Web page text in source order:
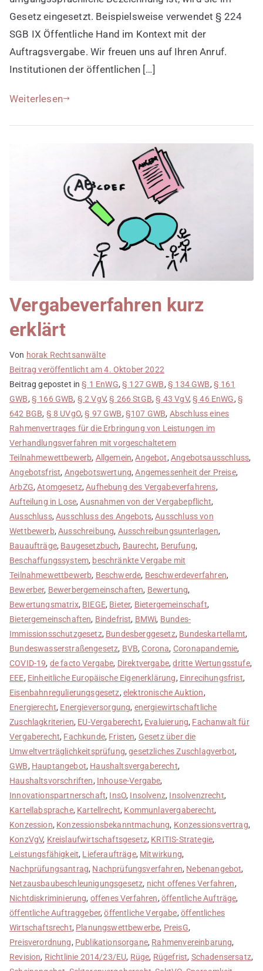
Gesetz eingesetzt. Beispielsweise verwendet § 224
SGB IX Öffentliche Hand im Kontext mit der
Auftragsvergabe. Wir freuen uns auf Ihren Anruf.
Institutionen der öffentlichen […]
Weiterlesen
Vergabeverfahren kurz
erklärt
Von horak Rechtsanwälte
Beitrag veröffentlicht am4. Oktober 2022
Beitrag gepostet in§ 1 EnWG,§ 127 GWB, § 134 GWB, § 161
GWB, § 166 GWB, § 2 VgV,§ 266 StGB,§ 43 VgV,§ 46 EnWG, §
642 BGB, § 8 UVgO,§ 97 GWB, §107 GWB, Abschluss eines
Rahmenvertrages für die Erbringung von Leistungen im
Verhandlungsverfahren mit vorgeschaltetem
Teilnahmewettbewerb, Allgemein,Angebot, Angebotsausschluss,
Angebotsfrist, Angebotswertung,Angemessenheit der Preise,
ArbZG,Atomgesetz,Aufhebung des Vergabeverfahrens,
Aufteilung in Lose,Ausnahmen von der Vergabepflicht,
Ausschluss,Ausschluss des Angebots,Ausschluss von
Wettbewerb,Ausschreibung, Ausschreibungsunterlagen,
Bauaufträge, Baugesetzbuch, Baurecht, Berufung,
Beschaffungssystem, beschränkte Vergabe mit
Teilnahmewettbewerb, Beschwerde, Beschwerdeverfahren,
Bewerber, Bewerbergemeinschaften, Bewertung,
Bewertungsmatrix, BIEGE, Bieter, Bietergemeinschaft,
Bietergemeinschaften, Bindefrist, BMWi, Bundes-
Immissionsschutzgesetz, Bundesberggesetz, Bundeskartellamt,
Bundeswasserstraßengesetz, BVB,Corona, Coronapandemie,
COVID-19, de facto Vergabe, Direktvergabe,dritte Wertungsstufe,
EEE, Einheitliche Europäische Eigenerklärung, Einrecihungsfrist,
Eisenbahnregulierungsgesetz, elektronische Auktion,
Energierecht, Energieversorgung, energiewirtschaftliche
Zuschlagkriterien, EU-Vergaberecht, Evaluierung, Fachanwalt für
Vergaberecht, Fachkunde, Fristen, Gesetz über die
Umweltverträglichkeitsprüfung,gesetzliches Zuschlagverbot,
GWB, Hauptangebot, Haushaltsvergaberecht,
Haushaltsvorschriften, Inhouse-Vergabe,
Innovationspartnerschaft, InsO, Insolvenz, Insolvenzrecht,
Kartellabsprache, Kartellrecht, Kommunlavergaberecht,
Konzession, Konzessionsbekanntmachung, Konzessionsvertrag,
KonzVgV, Kreislaufwirtschaftsgesetz, KRITIS-Strategie,
Leistungsfähigkeit, Lieferaufträge, Mitwirkung,
Nachprüfungsantrag, Nachprüfungsverfahren, Nebenangebot,
Netzausbaubeschleunigungsgesetz, nicht offenes Verfahren,
Nichtdiskriminierung, offenes Verfahren, öffentliche Aufträge,
öffentliche Auftraggeber,öffentliche Vergabe,öffentliches
Wirtschaftsrecht, Planungswettbewerbe, PreisG,
Preisverordnung, Publikationsorgane, Rahmenvereinbarung,
Revision, Richtlinie 2014/23/EU, Rüge, Rügefrist, Schadensersatz,